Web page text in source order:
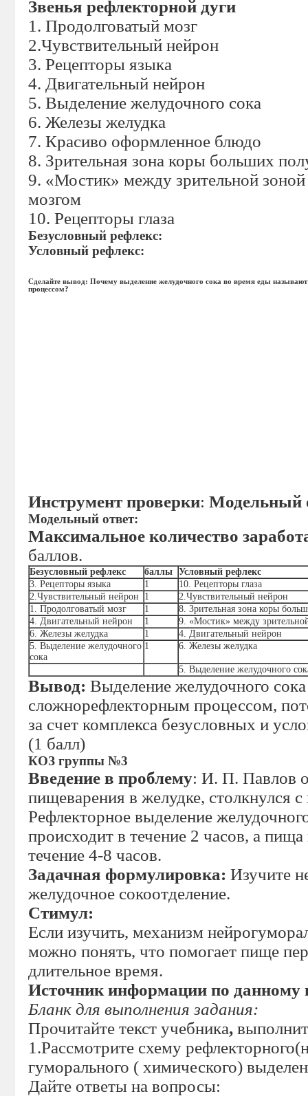
Звенья рефлекторной дуги
1. Продолговатый мозг
2.Чувствительный нейрон
3. Рецепторы языка
4. Двигательный нейрон
5. Выделение желудочного сока
6. Железы желудка
7. Красиво оформленное блюдо
8. Зрительная зона коры больших
9. «Мостик» между зрительной
мозгом
10. Рецепторы глаза
Безусловный рефлекс:
Условный рефлекс:
Сделайте вывод: Почему выделение желудочного сока во время еды
процессом?
Инструмент проверки: Модельный
Модельный ответ:
Максимальное количество
баллов.
Безусловный рефлекс баллы Условный рефлекс
3. Рецепторы языка
1
10. Рецепторы глаза
2.Чувствительный нейрон
1
2.Чувствительный нейрон
1. Продолговатый мозг
1
8. Зрительная зона коры
4. Двигательный нейрон
1
9. «Мостик» между
6. Железы желудка
1
4. Двигательный нейрон
5. Выделение желудочного
сока
1 6. Железы желудка
5. Выделение желудочного
Вывод: Выделение желудочного
сложнорефлекторным процессом,
за счет комплекса безусловных и
(1 балл)
КОЗ группы №3
Введение в проблему: И. П. Павлов
пищеварения в желудке, столкнулся
Рефлекторное выделение
происходит в течение 2 часов, а пища
течение 4-8 часов.
Задачная формулировка: Изучите
желудочное сокоотделение.
Стимул:
Если изучить, механизм
можно понять, что помогает пище
длительное время.
Источник информации по данному
Бланк для выполнения задания:
Прочитайте текст учебника,
1.Рассмотрите схему
гуморального ( химического)
Дайте ответы на вопросы: